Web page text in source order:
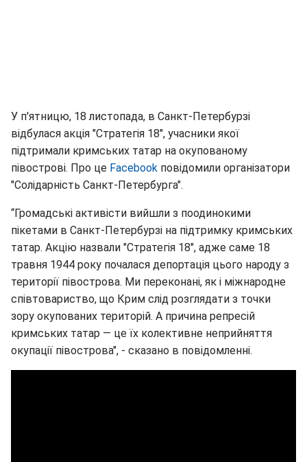
У п'ятницю, 18 листопада, в Санкт-Петербурзі
відбулася акція "Стратегія 18", учасники якої
підтримали кримських татар на окупованому
півострові. Про це Fаcebook повідомили організатори
"Солідарність Санкт-Петербурга".
“Громадські активісти вийшли з поодинокими
пікетами в Санкт-Петербурзі на підтримку кримських
татар. Акцію назвали "Стратегія 18", адже саме 18
травня 1944 року почалася депортація цього народу з
території півострова. Ми переконані, як і міжнародне
співтовариство, що Крим слід розглядати з точки
зору окупованих територій. А причина репресій
кримських татар — це їх колективне неприйняття
окупації півострова", - сказано в повідомленні.